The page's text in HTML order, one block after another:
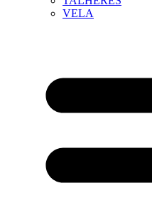
VELA